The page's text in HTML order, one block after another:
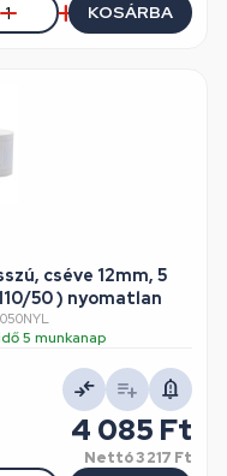
KOSÁRBA
cséve 12mm, 5
50 ) nyomatlan
5 munkanap
4 085 Ft
Nettó3 217 Ft